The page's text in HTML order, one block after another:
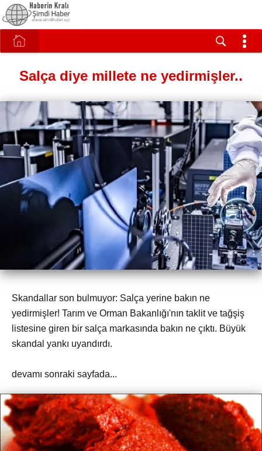
Salça diye millete ne yedirmişler..
Skandallar son bulmuyor: Salça yerine bakın ne
yedirmişler! Tarım ve Orman Bakanlığı'nın taklit ve tağşiş
listesine giren bir salça markasında bakın ne çıktı. Büyük
skandal yankı uyandırdı.
devamı sonraki sayfada...